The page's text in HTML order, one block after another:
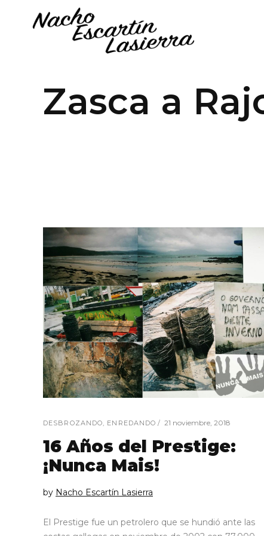
Zasca a
DESBROZANDO, ENREDANDO 21 noviembre, 2018
16 Años del Prestige:
¡Nunca Mais!
by Nacho Escartín Lasierra
El Prestige fue un petrolero que se hundió ante las